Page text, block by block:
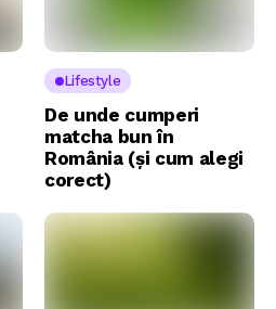
Lifestyle
De unde cumperi
matcha bun în
România (și cum alegi
corect)